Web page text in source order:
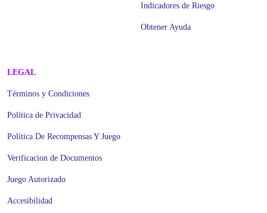
Indicadores de Riesgo
Obtener Ayuda
LEGAL
Términos y Condiciones
Política de Privacidad
Política De Recompensas Y Juego
Verificacion de Documentos
Juego Autorizado
Accesibilidad